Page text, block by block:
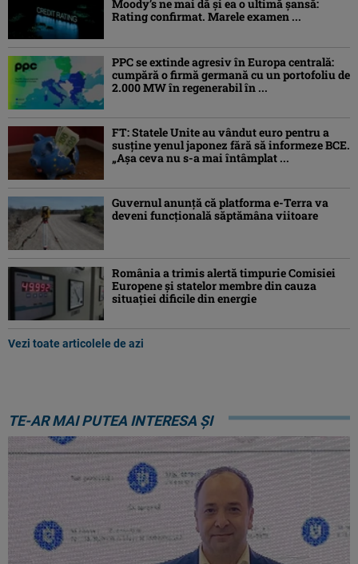
Moody’s ne mai dă și ea o ultimă șansă:
Rating confirmat. Marele examen ...
PPC se extinde agresiv în Europa centrală:
cumpără o firmă germană cu un portofoliu de
2.000 MW în regenerabil în ...
FT: Statele Unite au vândut euro pentru a
susține yenul japonez fără să informeze BCE.
„Așa ceva nu s-a mai întâmplat ...
Guvernul anunță că platforma e-Terra va
deveni funcţională săptămâna viitoare
România a trimis alertă timpurie Comisiei
Europene și statelor membre din cauza
situației dificile din energie
Vezi toate articolele de azi
TE-AR MAI PUTEA INTERESA ȘI